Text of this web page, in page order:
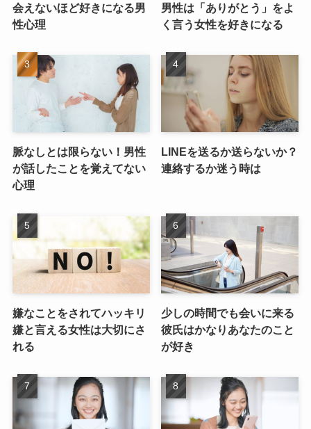
会えないほど好きになる男
性心理
男性は「ありがとう」をよ
く言う女性を好きになる
脈なしとは限らない！男性
が話したことを覚えてない
心理
LINEを送るか送らないか？
連絡するか迷う時は
嫌なことをされてハッキリ
嫌と言える女性は大切にさ
れる
少しの時間でも会いに来る
彼氏はかなりあなたのこと
が好き